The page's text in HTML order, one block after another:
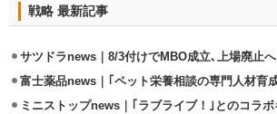
戦略 最新記事
サツドラnews｜8/3付けでMBO成立､上場廃止へ